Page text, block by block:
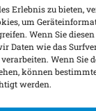
Erlebnis zu bieten,
um
Wenn Sie
Daten wie das
verarbeiten. Wenn
können
werden.